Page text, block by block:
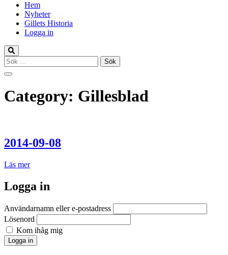
Hem
Nyheter
Gillets Historia
Logga in
Sök
efter:
Category: Gillesblad
2014-09-08
Läs mer
Logga in
Användarnamn eller e-postadress
Lösenord
Kom ihåg mig
Logga in